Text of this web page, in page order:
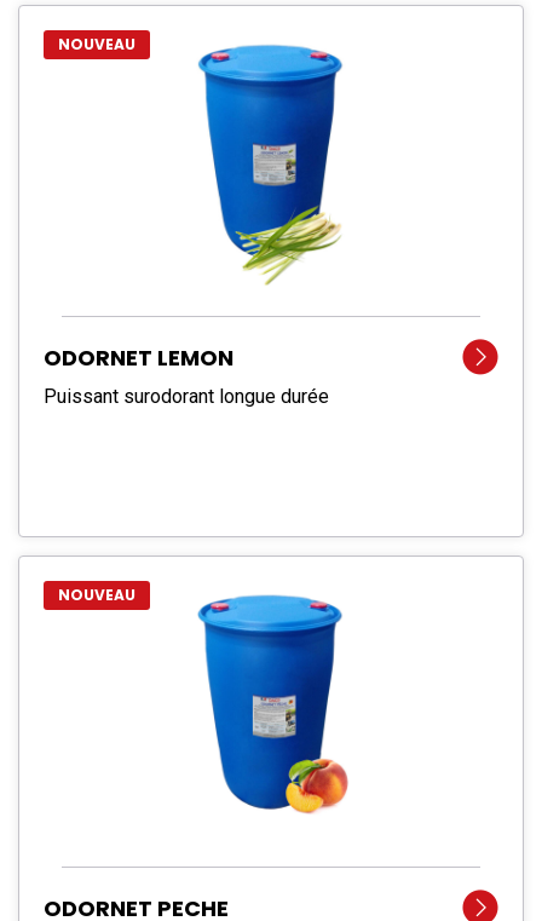
NOUVEAU
ODORNET LEMON
Puissant surodorant longue durée
NOUVEAU
ODORNET PECHE